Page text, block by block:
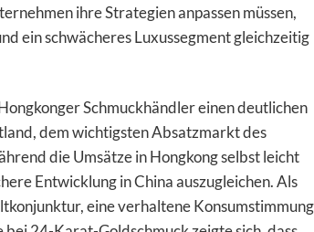
ihre Strategien anpassen müssen,
ein schwächeres Luxussegment gleichzeitig
Schmuckhändler einen deutlichen
dem wichtigsten Absatzmarkt des
die Umsätze in Hongkong selbst leicht
Entwicklung in China auszugleichen. Als
eine verhaltene Konsumstimmung